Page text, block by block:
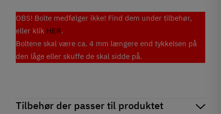
OBS! Bolte medfølger ikke! Find dem under tilbehør,
eller klik HER.
Boltene skal være ca. 4 mm længere end tykkelsen på
den låge eller skuffe de skal sidde på.
Tilbehør der passer til produktet